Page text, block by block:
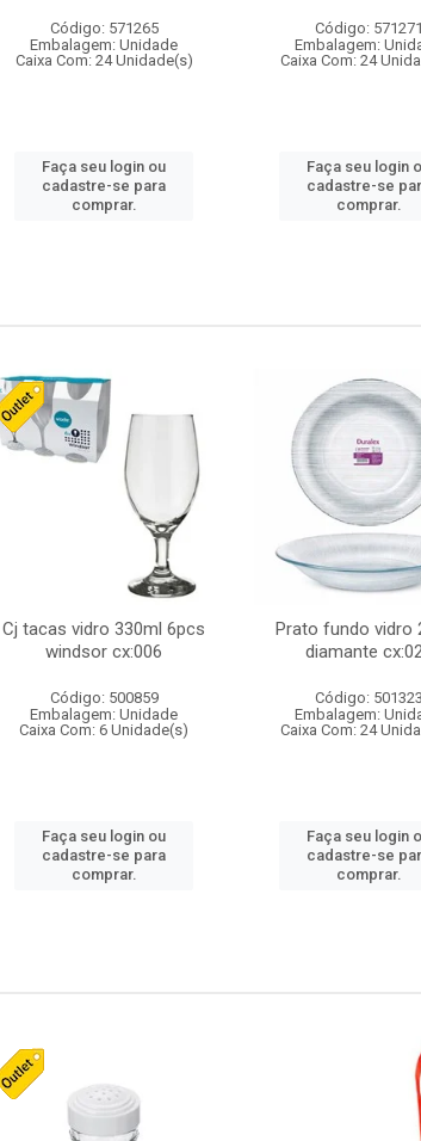
Código: 571265
Embalagem: Unidade
Caixa Com: 24 Unidade(s)
Faça seu login ou
cadastre-se para
comprar.
Código: 571271
Embalagem:
Caixa Com: 24
Faça seu login
cadastre-se
comprar.
Cj tacas vidro 330ml 6pcs
windsor cx:006
Código: 500859
Embalagem: Unidade
Caixa Com: 6 Unidade(s)
Faça seu login ou
cadastre-se para
comprar.
Prato fundo vidro
diamante
Código: 501323
Embalagem:
Caixa Com: 24
Faça seu login
cadastre-se
comprar.